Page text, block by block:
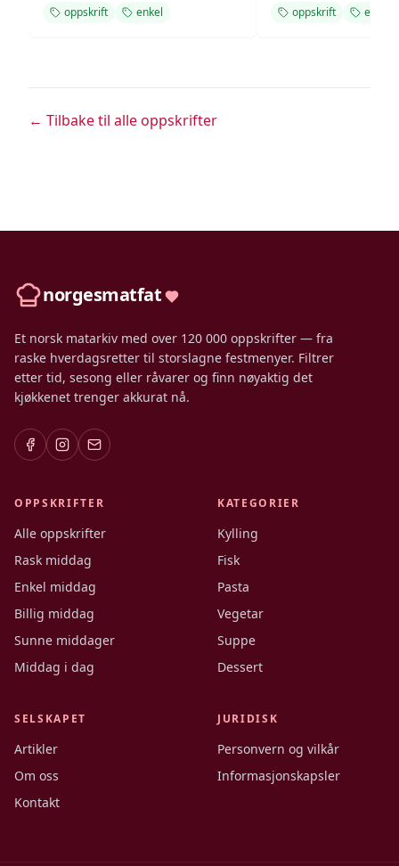
oppskrift enkel oppskrift enkel
← Tilbake til alle oppskrifter
norgesmatfat
Et norsk matarkiv med over 120 000 oppskrifter — fra
raske hverdagsretter til storslagne festmenyer. Filtrer
etter tid, sesong eller råvarer og finn nøyaktig det
kjøkkenet trenger akkurat nå.
OPPSKRIFTER
Alle oppskrifter
Rask middag
Enkel middag
Billig middag
Sunne middager
Middag i dag
KATEGORIER
Kylling
Fisk
Pasta
Vegetar
Suppe
Dessert
SELSKAPET
Artikler
Om oss
Kontakt
JURIDISK
Personvern og vilkår
Informasjonskapsler